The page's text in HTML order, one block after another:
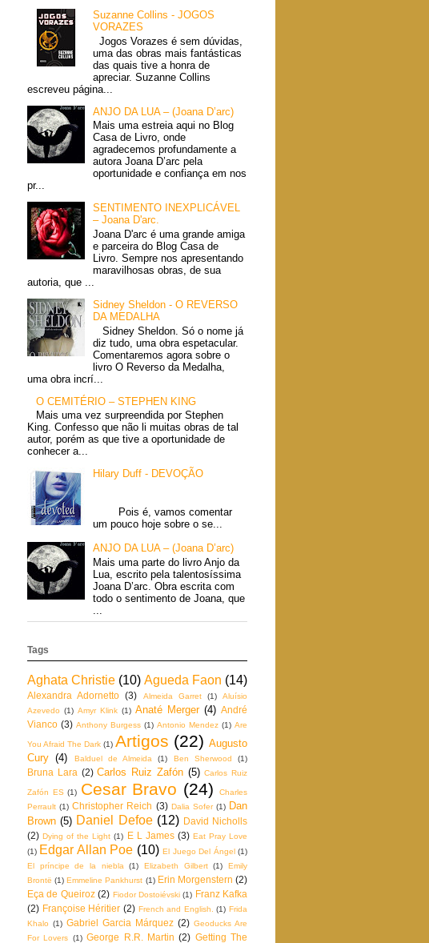
Suzanne Collins - JOGOS
VORAZES
Jogos Vorazes é sem dúvidas,
uma das obras mais fantásticas
das quais tive a honra de
apreciar. Suzanne Collins
escreveu página...
ANJO DA LUA – (Joana D’arc)
Mais uma estreia aqui no Blog
Casa de Livro, onde
agradecemos profundamente a
autora Joana D’arc pela
oportunidade e confiança em nos
pr...
SENTIMENTO INEXPLICÁVEL
– Joana D'arc.
Joana D'arc é uma grande amiga
e parceira do Blog Casa de
Livro. Sempre nos apresentando
maravilhosas obras, de sua
autoria, que ...
Sidney Sheldon - O REVERSO
DA MEDALHA
Sidney Sheldon. Só o nome já
diz tudo, uma obra espetacular.
Comentaremos agora sobre o
livro O Reverso da Medalha,
uma obra incrí...
O CEMITÉRIO – STEPHEN KING
Mais uma vez surpreendida por Stephen
King. Confesso que não li muitas obras de tal
autor, porém as que tive a oportunidade de
conhecer a...
Hilary Duff - DEVOÇÃO
Pois é, vamos comentar
um pouco hoje sobre o se...
ANJO DA LUA – (Joana D’arc)
Mais uma parte do livro Anjo da
Lua, escrito pela talentosíssima
Joana D’arc. Obra escrita com
todo o sentimento de Joana, que
Tags
Aghata Christie (10) Agueda Faon (14)
Alexandra Adornetto (3) Almeida Garret (1)
Aluísio
Azevedo (1) Amyr Klink (1) Anaté Merger (4) André
Vianco (3) Anthony Burgess (1) Antonio Mendez (1) Are
You Afraid The Dark (1) Artigos (22) Augusto
Cury (4) Balduel de Almeida (1) Ben Sherwood (1)
Bruna Lara (2) Carlos Ruiz Zafón (5) Carlos Ruiz
Zafón ES (1) Cesar Bravo (24)
Charles
Perrault (1) Christopher Reich (3) Dalia Sofer (1) Dan
Brown (5) Daniel Defoe (12) David Nicholls
(2) Dying of the Light (1) E L James (3) Eat Pray Love
(1) Edgar Allan Poe (10) El Juego Del Ángel (1)
El príncipe de la niebla
(1) Elizabeth Gilbert (1)
Emily
Brontë (1) Emmeline Pankhurst (1) Erin Morgenstern (2)
Eça de Queiroz (2) Fiodor Dostoiévski (1) Franz Kafka
(2) Françoise Héritier (2) French and English. (1) Frida
Khalo (1) Gabriel Garcia Márquez (2) Geoducks Are
For Lovers (1) George R.R. Martin (2) Getting The